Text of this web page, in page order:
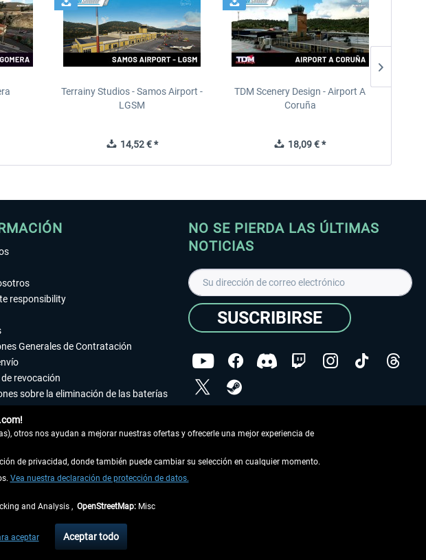
Terrainy Studios - Samos Airport -
LGSM
14,52 € *
TDM Scenery Design - Airport A
Coruña
18,09 € *
responsibility
Generales de Contratación
revocación
sobre la eliminación de las baterías
NO SE PIERDA LAS ÚLTIMAS
NOTICIAS
SUSCRIBIRSE
Copyright © Aerosoft GmbH - Todos los derechos
tasas de recepción si no se describe lo contrario
países se pueden consultar en la
otros nos ayudan a mejorar nuestras ofertas y ofrecerle una mejor experiencia de
de privacidad, donde también puede cambiar su selección en cualquier momento.
Vea nuestra declaración de protección de datos.
and Analysis , OpenStreetMap: Misc
aceptar Aceptar todo